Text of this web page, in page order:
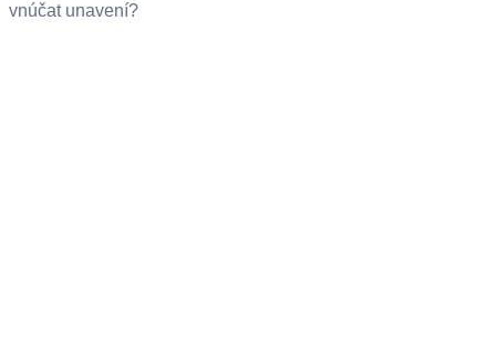
vnúčat unavení?